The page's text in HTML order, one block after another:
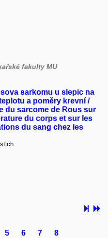
fakulty MU
sarkomu u slepic na
a poměry krevní /
du sarcome de Rous sur
du corps et sur les
du sang chez les
5 6 7 8